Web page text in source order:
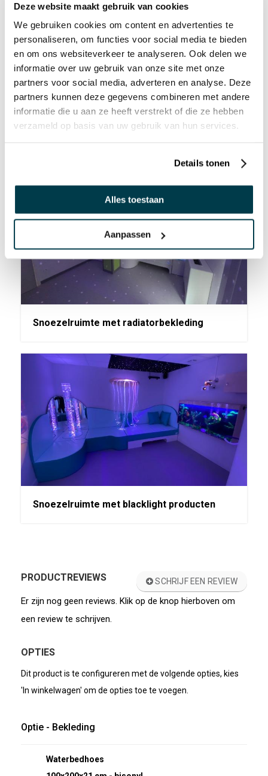
Deze website maakt gebruik van cookies
We gebruiken cookies om content en advertenties te
personaliseren, om functies voor social media te bieden
en om ons websiteverkeer te analyseren. Ook delen we
informatie over uw gebruik van onze site met onze
partners voor social media, adverteren en analyse. Deze
partners kunnen deze gegevens combineren met andere
informatie die u aan ze heeft verstrekt of die ze hebben
verzameld op basis van uw gebruik van hun services.
Details tonen
Alles toestaan
Aanpassen
Snoezelruimte met radiatorbekleding
Snoezelruimte met blacklight producten
PRODUCTREVIEWS SCHRIJF EEN REVIEW
Er zijn nog geen reviews. Klik op de knop hierboven om
een review te schrijven.
OPTIES
Dit product is te configureren met de volgende opties, kies
'In winkelwagen' om de opties toe te voegen.
Optie - Bekleding
Waterbedhoes